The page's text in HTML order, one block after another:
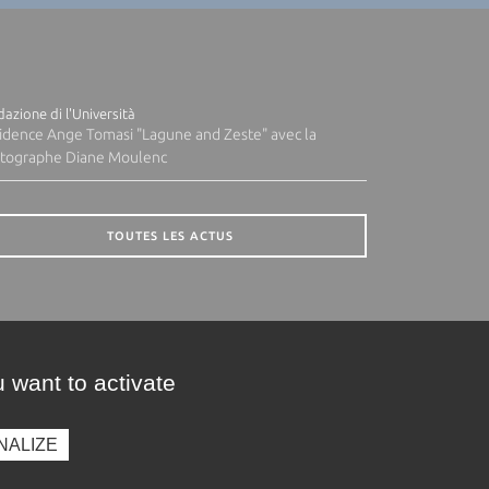
di l'Università
Ange Tomasi "Lagune and Zeste" avec la
Diane Moulenc
TOUTES LES ACTUS
want to activate